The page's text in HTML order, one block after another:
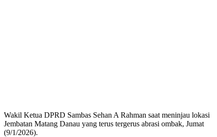
Wakil Ketua DPRD Sambas Sehan A Rahman saat meninjau lokasi
Jembatan Matang Danau yang terus tergerus abrasi ombak, Jumat
(9/1/2026).